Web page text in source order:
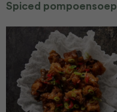
Spiced pompoensoep